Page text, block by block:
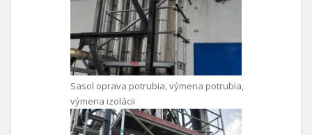
Sasol oprava potrubia, výmena potrubia,
výmena izolácii